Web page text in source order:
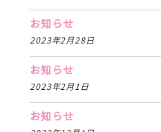
お知らせ
2023年2月28日
お知らせ
2023年2月1日
お知らせ